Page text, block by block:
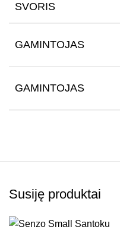
SVORIS
GAMINTOJAS
GAMINTOJAS
Susiję produktai